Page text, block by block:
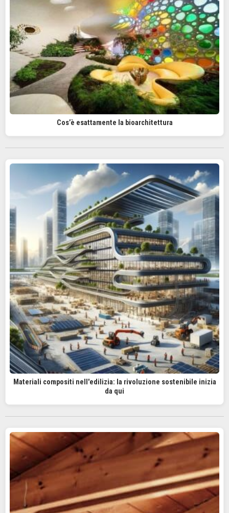
Cos’è esattamente la bioarchitettura
Materiali compositi nell'edilizia: la rivoluzione sostenibile inizia
da qui